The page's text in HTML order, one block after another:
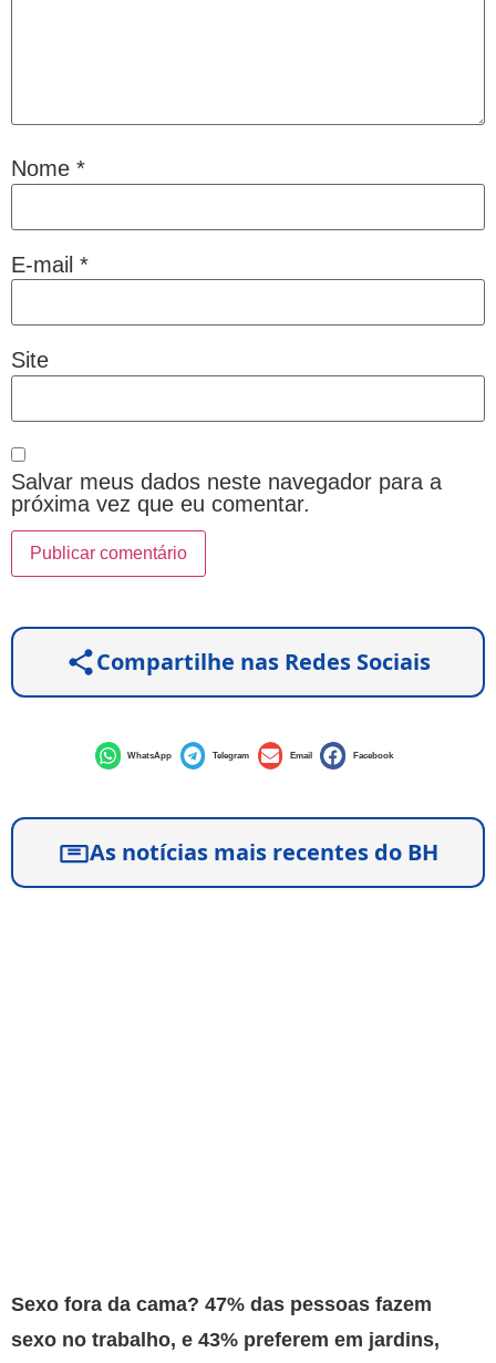
Nome *
E-mail *
Site
Salvar meus dados neste navegador para a
próxima vez que eu comentar.
Compartilhe nas Redes Sociais
WhatsApp Telegram Email Facebook
As notícias mais recentes do BH
Sexo fora da cama? 47% das pessoas fazem
sexo no trabalho, e 43% preferem em jardins,